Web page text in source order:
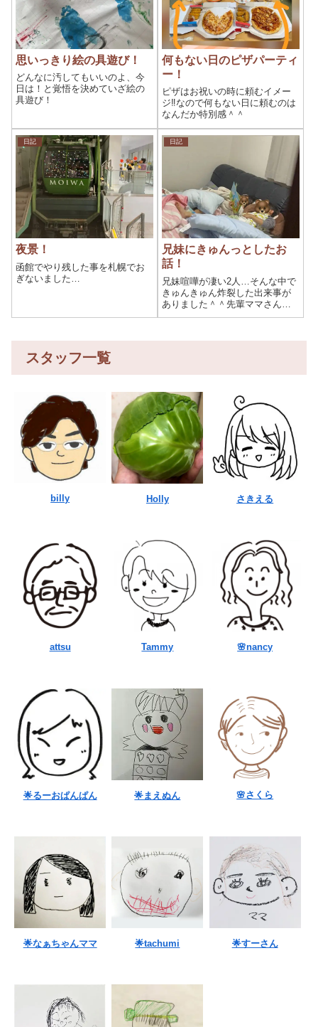
思いっきり絵の具遊び！
どんなに汚してもいいのよ、今
日は！と覚悟を決めていざ絵の
具遊び！
何もない日のピザパーティ
ー！
ピザはお祝いの時に頼むイメー
ジ‼︎なので何もない日に頼むのは
なんだか特別感＾＾
日記
夜景！
函館でやり残した事を札幌でお
ぎないました…
日記
兄妹にきゅんっとしたお
話！
兄妹喧嘩が凄い2人…そんな中で
きゅんきゅん炸裂した出来事が
ありました＾＾先輩ママさんパ
パさんから兄弟喧嘩を鎮める方
スタッフ一覧
billy Holly さきえる
attsu Tammy 🌸nancy
🌟るーおぱんぱん 🌟まえぬん 🌸さくら
🌟なぁちゃんママ 🌟tachumi 🌟すーさん